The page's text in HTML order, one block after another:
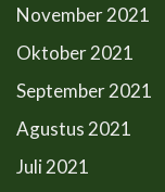
November 2021
Oktober 2021
September 2021
Agustus 2021
Juli 2021